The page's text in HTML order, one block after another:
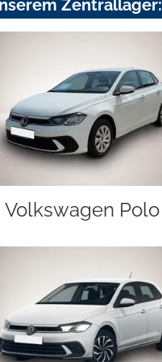
Zentrallager:
Volkswagen Polo